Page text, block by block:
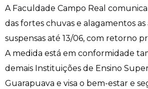
A Faculdade Campo Real
das fortes chuvas e alagamentos as
suspensas até 13/06, com retorno
A medida está em conformidade
demais Instituições de Ensino
Guarapuava e visa o bem-estar e
Infraestrutura
Editais
Publicações Institucionais
Biomedicina
Ciências Contábeis
Direito
Atividades Complementares e
Biblioteca
Calendário Acadêmico
CPA
COLAP
Comissão de Ética no Uso de